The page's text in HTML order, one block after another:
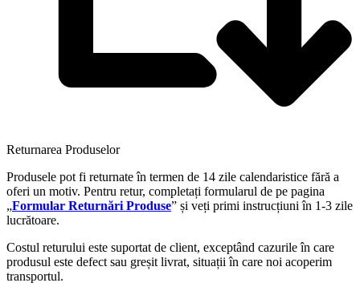
Returnarea Produselor
Produsele pot fi returnate în termen de 14 zile calendaristice fără a
oferi un motiv. Pentru retur, completați formularul de pe pagina
„Formular Returnări Produse” și veți primi instrucțiuni în 1-3 zile
lucrătoare.
Costul returului este suportat de client, exceptând cazurile în care
produsul este defect sau greșit livrat, situații în care noi acoperim
transportul.